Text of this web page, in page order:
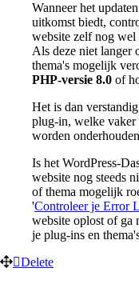
Wanneer het
uitkomst biedt,
website zelf nog wel
Als deze niet langer
thema's mogelijk
PHP-versie 8.0 of
Het is dan
plug-in, welke vaker
worden
Is het WordPress-
website nog steeds
of thema mogelijk
'Controleer je Error
website oplost of ga
je plug-ins en
Delete